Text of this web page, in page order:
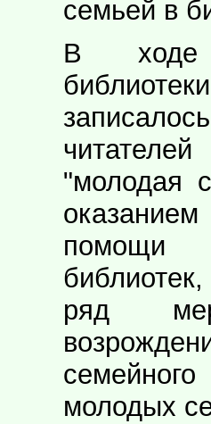
семьей в
В ходе
"молодая
помощи
ряд
молодых